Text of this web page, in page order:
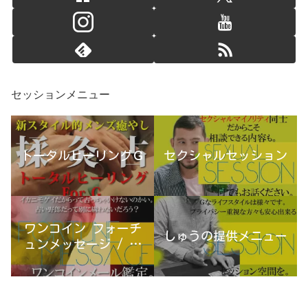
セッションメニュー
トータルヒーリングＧ セクシャルセッション
ワンコイン フォーチ
ュンメッセージ / 古
宮優雨
しゅうの提供メニュー